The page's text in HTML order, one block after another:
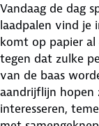
Vandaag de dag
laadpalen vind je
komt op papier
tegen dat zulke
van de baas
aandrijflijn hopen
interesseren,